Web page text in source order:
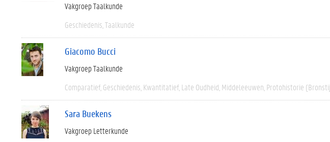
Vakgroep Taalkunde
Geschiedenis Taalkunde
Giacomo Bucci
Vakgroep Taalkunde
Comparatief Geschiedenis Kwantitatief Late Oudheid Middeleeuwen Protohistorie
Sara Buekens
Vakgroep Letterkunde